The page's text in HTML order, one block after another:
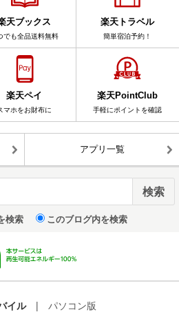
天ブックス
でも全品送料無料
楽天トラベル
簡単宿泊予約！
楽天ペイ
マホをお財布に
楽天PointClub
手軽にポイントを確認
アプリ一覧
検索 このブログ内を検索
イル |
パソコン版